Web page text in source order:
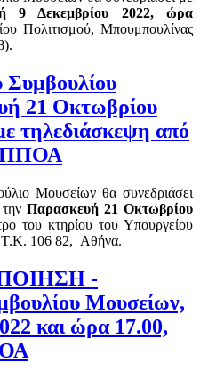
9 Δεκεμβρίου 2022,
ώρα
Πολιτισμού, Μπουμπουλίνας
Συμβουλίου
21 Οκτωβρίου
τηλεδιάσκεψη από
Μουσείων θα συνεδριάσει
Παρασκευή 21 Οκτωβρίου
του κτηρίου του Υπουργείου
Τ.Κ. 106 82, Αθήνα.
-
Μουσείων,
και ώρα 17.00,